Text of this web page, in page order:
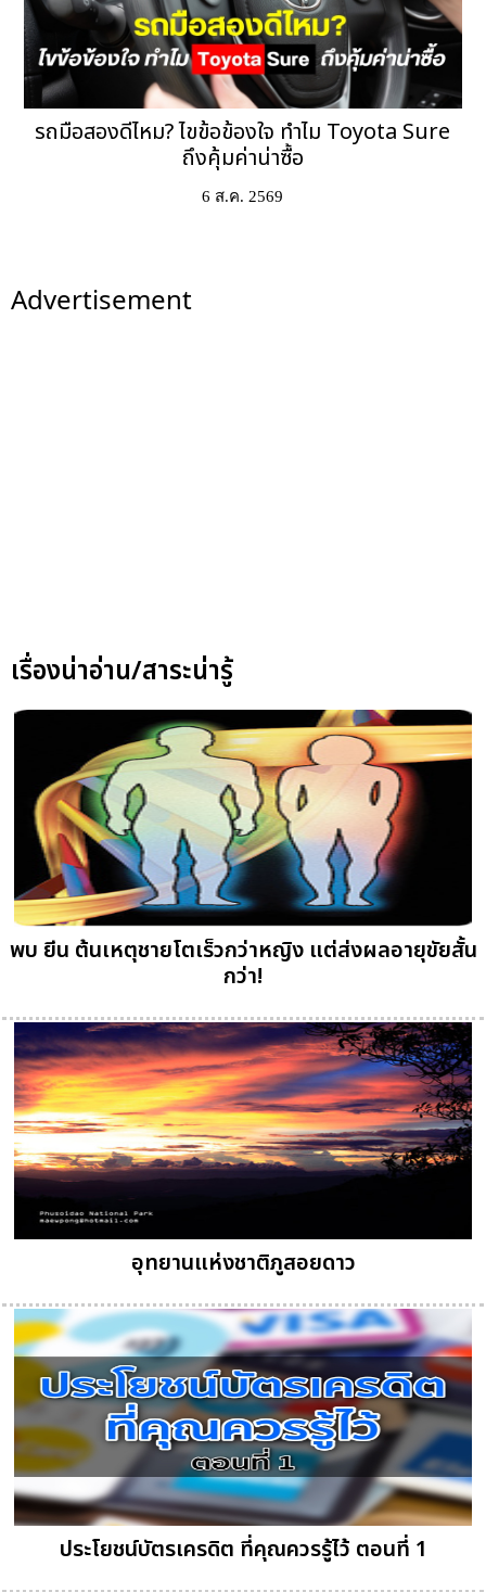
รถมือสองดีไหม? ไขข้อข้องใจ ทำไม Toyota Sure
ถึงคุ้มค่าน่าซื้อ
6 ส.ค. 2569
Advertisement
เรื่องน่าอ่าน/สาระน่ารู้
พบ ยีน ต้นเหตุชายโตเร็วกว่าหญิง แต่ส่งผลอายุขัยสั้น
กว่า!
อุทยานแห่งชาติภูสอยดาว
ประโยชน์บัตรเครดิต ที่คุณควรรู้ไว้ ตอนที่ 1